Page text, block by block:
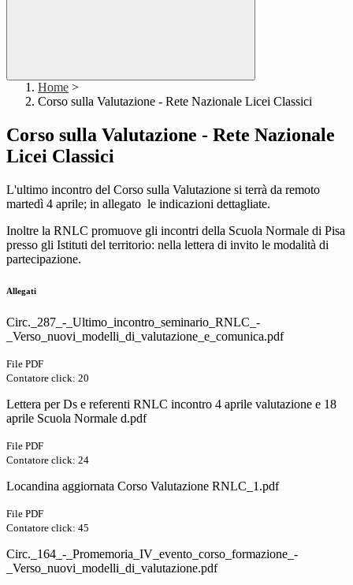
Home >
Corso sulla Valutazione - Rete Nazionale Licei Classici
Corso sulla Valutazione - Rete Nazionale
Licei Classici
L'ultimo incontro del Corso sulla Valutazione si terrà da remoto
martedì 4 aprile; in allegato le indicazioni dettagliate.
Inoltre la RNLC promuove gli incontri della Scuola Normale di Pisa
presso gli Istituti del territorio: nella lettera di invito le modalità di
partecipazione.
Allegati
Circ._287_-_Ultimo_incontro_seminario_RNLC_-
_Verso_nuovi_modelli_di_valutazione_e_comunica.pdf
File PDF
Contatore click: 20
Lettera per Ds e referenti RNLC incontro 4 aprile valutazione e 18
aprile Scuola Normale d.pdf
File PDF
Contatore click: 24
Locandina aggiornata Corso Valutazione RNLC_1.pdf
File PDF
Contatore click: 45
Circ._164_-_Promemoria_IV_evento_corso_formazione_-
_Verso_nuovi_modelli_di_valutazione.pdf